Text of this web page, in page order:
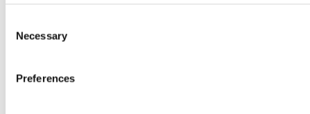
Selection
Necessary
Preferences